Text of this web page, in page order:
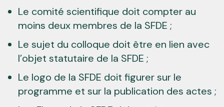
Le comité scientifique doit compter au
moins deux membres de la SFDE ;
Le sujet du colloque doit être en lien avec
l’objet statutaire de la SFDE ;
Le logo de la SFDE doit figurer sur le
programme et sur la publication des actes ;